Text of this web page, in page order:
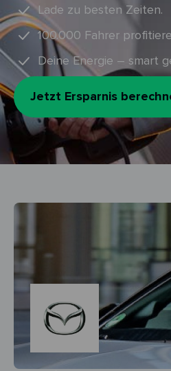
Lade zu besten Zeiten.
100.000 Fahrer
Deine Energie – smart
Jetzt Ersparnis